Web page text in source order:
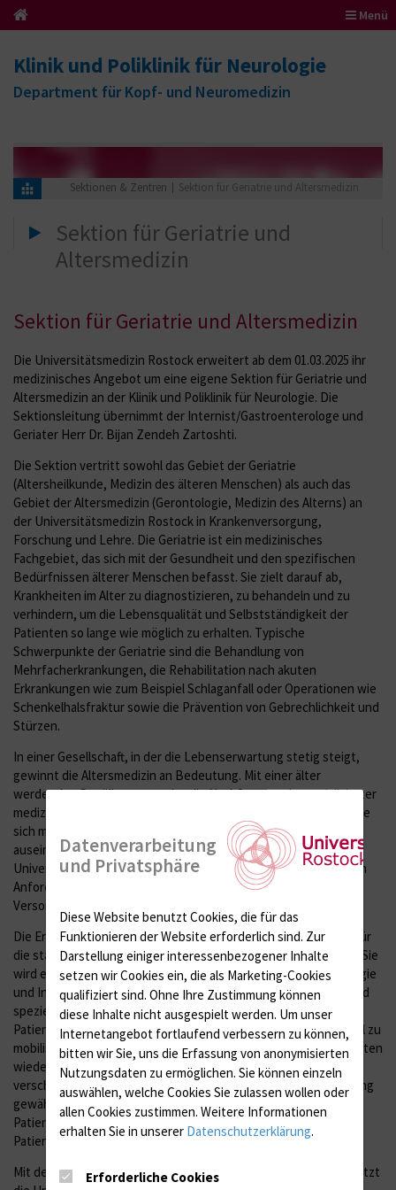
Menü
Klinik und Poliklinik für Neurologie
Department für Kopf- und Neuromedizin
Sektionen & Zentren Sektion für Geriatrie und Altersmedizin
Sektion für Geriatrie und
Altersmedizin
Sektion für Geriatrie und Altersmedizin
Die Universitätsmedizin Rostock erweitert ab dem 01.03.2025 ihr
medizinisches Angebot um eine eigene Sektion für Geriatrie und
Altersmedizin an der Klinik und Poliklinik für Neurologie. Die
Sektionsleitung übernimmt der Internist/Gastroenterologe und
Geriater Herr Dr. Bijan Zendeh Zartoshti.
Die Sektion vertritt sowohl das Gebiet der Geriatrie
(Altersheilkunde, Medizin des älteren Menschen) als auch das
Gebiet der Altersmedizin (Gerontologie, Medizin des Alterns) an
der Universitätsmedizin Rostock in Krankenversorgung,
Forschung und Lehre. Die Geriatrie ist ein medizinisches
Fachgebiet, das sich mit der Gesundheit und den spezifischen
Bedürfnissen älterer Menschen befasst. Sie zielt darauf ab,
Krankheiten im Alter zu diagnostizieren, zu behandeln und zu
verhindern, um die Lebensqualität und Selbstständigkeit der
Patienten so lange wie möglich zu erhalten. Typische
Schwerpunkte der Geriatrie sind die Behandlung von
Mehrfacherkrankungen, die Rehabilitation nach akuten
Erkrankungen wie zum Beispiel Schlaganfall oder Operationen wie
Schenkelhalsfraktur sowie die Prävention von Gebrechlichkeit und
Stürzen.
In einer Gesellschaft, in der die Lebenserwartung stetig steigt,
gewinnt die Altersmedizin an Bedeutung. Mit einer älter
werdenden Bevölkerung steigt die Nachfrage nach spezialisierter
medizinischer Versorgung und wissenschaftlicher Forschung, die
sich mit den Herausforderungen und Bedürfnissen des Alters
auseinandersetzen. Der Ausbau der Geriatrie an der
Universitätsmedizin Rostock ist ein wichtiger Schritt, um diesen
Anforderungen gerecht zu werden und die medizinische
Versorgung älterer Menschen in der Region zu verbessern.
Die Eröffnung der Geriatrischen Einheit als wichtiges Element für
die stationäre Krankenversorgung ist für Mai 2025 vorgesehen. Sie
wird ein multiprofessionelles Team aus Fachärzten der Neurologie
und Inneren Medizin, Ergotherapeuten, Psychotherapeuten und
speziell ausgebildetem Pflegepersonal umfassen. Ziel ist es,
Patienten nach komplexen Eingriffen und Behandlungen schnell zu
mobilisieren und ihnen zu ermöglichen, ihre alltäglichen Tätigkeiten
wieder aufzunehmen. Durch die enge Zusammenarbeit der
verschiedenen Fachdisziplinen soll eine ganzheitliche Versorgung
gewährleistet werden, die den individuellen Bedürfnissen der
Patienten gerecht wird, denn Einer kann nicht alle Seiten eines
Patienten im Fokus haben.
Mit der Eröffnung der Sektion für Geriatrie und Altersmedizin setzt
Datenverarbeitung
und Privatsphäre
Diese Website benutzt Cookies, die für das
Funktionieren der Website erforderlich sind. Zur
Darstellung einiger interessenbezogener Inhalte
setzen wir Cookies ein, die als Marketing-Cookies
qualifiziert sind. Ohne Ihre Zustimmung können
diese Inhalte nicht ausgespielt werden. Um unser
Internetangebot fortlaufend verbessern zu können,
bitten wir Sie, uns die Erfassung von anonymisierten
Nutzungsdaten zu ermöglichen. Sie können einzeln
auswählen, welche Cookies Sie zulassen wollen oder
allen Cookies zustimmen. Weitere Informationen
erhalten Sie in unserer Datenschutzerklärung.
Erforderliche Cookies